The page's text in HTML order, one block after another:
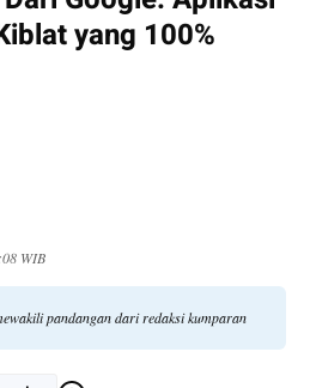
yang 100%
WIB
pandangan dari redaksi kumparan